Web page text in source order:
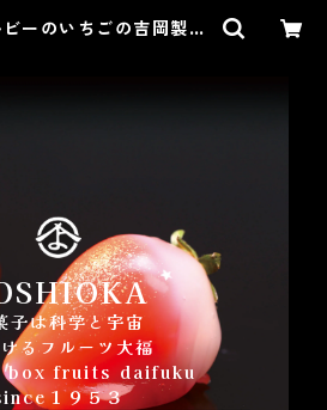
ビーのいちごの吉岡製菓
YOSHIOKA
子は科学と宇宙
るフルーツ大福
box fruits daifuku
１９５３